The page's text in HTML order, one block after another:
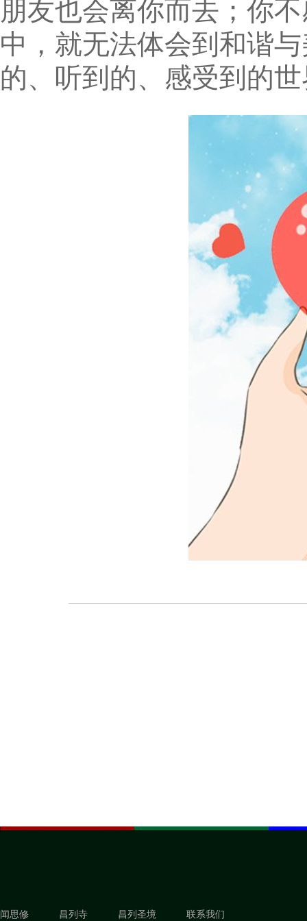
朋友也会离你而去；你
中，就无法体会到和谐
的、听到的、感受到的
闻思修 昌列寺 昌列圣境 联系我们